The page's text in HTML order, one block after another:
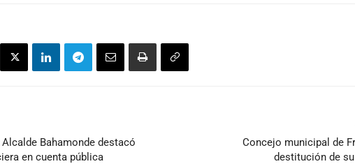
Bahamonde destacó
en cuenta pública
Concejo municipal de
destitución de